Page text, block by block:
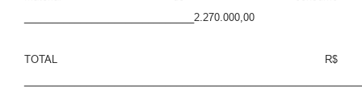
______________________________2.270.000,00
TOTAL R$